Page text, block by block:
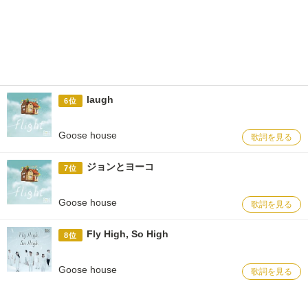
6位 laugh
Goose house 歌詞を見る
7位 ジョンとヨーコ
Goose house 歌詞を見る
8位 Fly High, So High
Goose house 歌詞を見る